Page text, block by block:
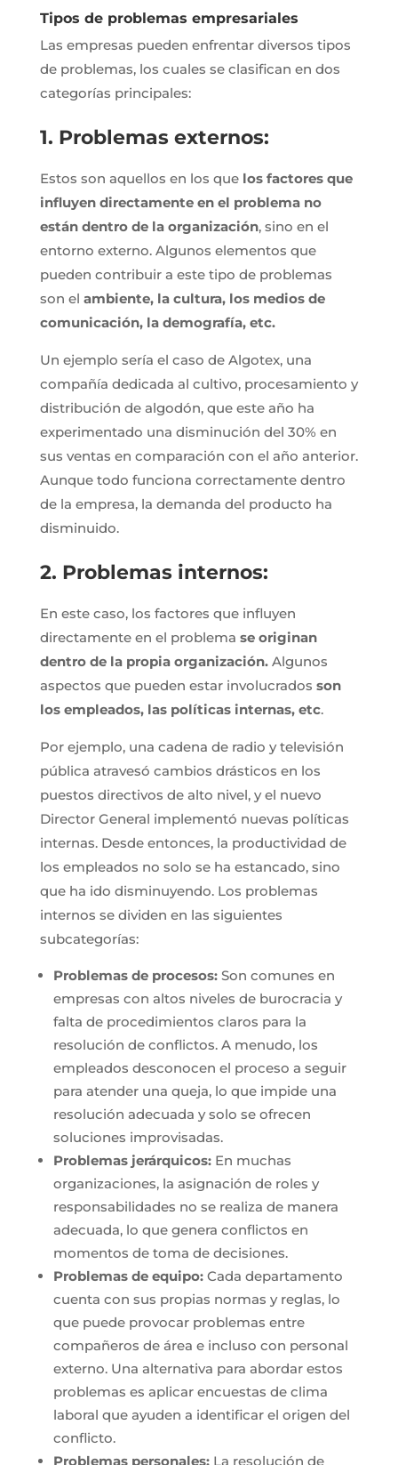
Tipos de problemas empresariales
Las empresas pueden enfrentar diversos tipos
de problemas, los cuales se clasifican en dos
categorías principales:
1. Problemas externos:
Estos son aquellos en los que los factores que
influyen directamente en el problema no
están dentro de la organización, sino en el
entorno externo. Algunos elementos que
pueden contribuir a este tipo de problemas
son el ambiente, la cultura, los medios de
comunicación, la demografía, etc.
Un ejemplo sería el caso de Algotex, una
compañía dedicada al cultivo, procesamiento y
distribución de algodón, que este año ha
experimentado una disminución del 30% en
sus ventas en comparación con el año anterior.
Aunque todo funciona correctamente dentro
de la empresa, la demanda del producto ha
disminuido.
2. Problemas internos:
En este caso, los factores que influyen
directamente en el problema se originan
dentro de la propia organización. Algunos
aspectos que pueden estar involucrados son
los empleados, las políticas internas, etc.
Por ejemplo, una cadena de radio y televisión
pública atravesó cambios drásticos en los
puestos directivos de alto nivel, y el nuevo
Director General implementó nuevas políticas
internas. Desde entonces, la productividad de
los empleados no solo se ha estancado, sino
que ha ido disminuyendo. Los problemas
internos se dividen en las siguientes
subcategorías:
Problemas de procesos:Son comunes en
empresas con altos niveles de burocracia y
falta de procedimientos claros para la
resolución de conflictos. A menudo, los
empleados desconocen el proceso a seguir
para atender una queja, lo que impide una
resolución adecuada y solo se ofrecen
soluciones improvisadas.
Problemas jerárquicos:En muchas
organizaciones, la asignación de roles y
responsabilidades no se realiza de manera
adecuada, lo que genera conflictos en
momentos de toma de decisiones.
Problemas de equipo:Cada departamento
cuenta con sus propias normas y reglas, lo
que puede provocar problemas entre
compañeros de área e incluso con personal
externo. Una alternativa para abordar estos
problemas es aplicar encuestas de clima
laboral que ayuden a identificar el origen del
conflicto.
Problemas personales:La resolución de